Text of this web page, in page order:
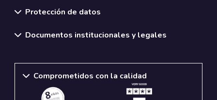
Protección de datos
Documentos institucionales y legales
Comprometidos con la calidad